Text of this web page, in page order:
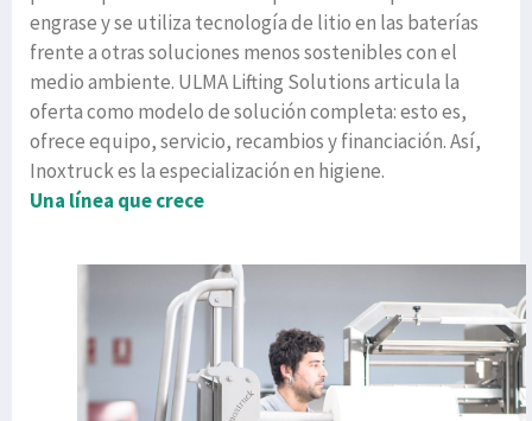
engrase y se utiliza tecnología de litio en las baterías
frente a otras soluciones menos sostenibles con el
medio ambiente. ULMA Lifting Solutions articula la
oferta como modelo de solución completa: esto es,
ofrece equipo, servicio, recambios y financiación. Así,
Inoxtruck es la especialización en higiene.
Una línea que crece